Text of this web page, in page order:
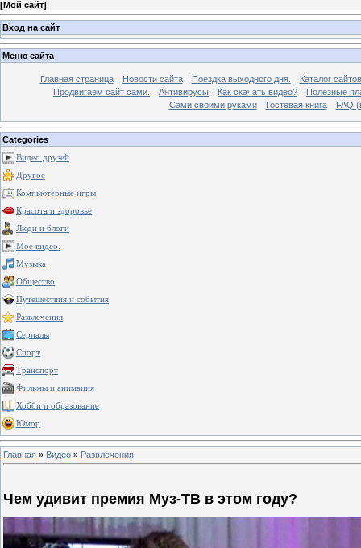
[Мой сайт]
Вход на сайт
Меню сайта
Главная страница Новости сайта Поездка выходного дня.
Каталог сайтов
Продвигаем сайт сами.
Антивирусы Как скачать видео?
Полезные
Сами своими руками
Гостевая книга FAQ
Categories
Видео друзей
Другое
Компьютерные игры
Красота и здоровье
Люди и блоги
Мое видео.
Музыка
Общество
Путешествия и события
Развлечения
Сериалы
Спорт
Транспорт
Фильмы и анимация
Хобби и образование
Юмор
Главная » Видео » Развлечения
Чем удивит премия Муз-ТВ в этом году?